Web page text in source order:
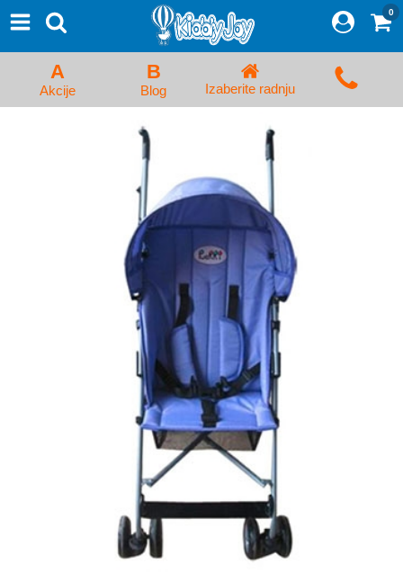
Proizvodi
Početna Prijava/Registracija
Kolica za bebe i dečija kolica
Auto sedišta za decu i bebe
Kreveci, ljuljaške i ležaljke
Kadice, noše i adapteri
Hranilice, flašice i cucle
Monitori, Ogradice i tricikli
Posteljine, vrećice i baldahini
Prodavnica
0
A
Akcije
B
Blog Izaberite radnju